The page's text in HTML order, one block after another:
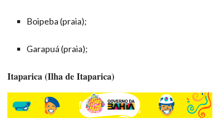
Boipeba (praia);
Garapuá (praia);
Itaparica (Ilha de Itaparica)